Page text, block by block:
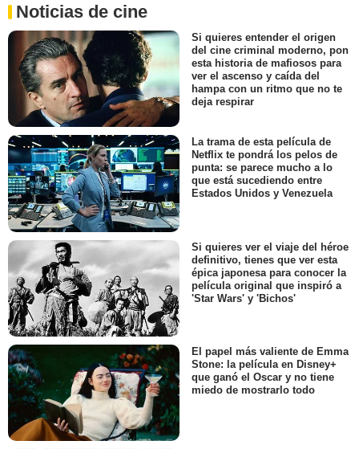
Noticias de cine
Si quieres entender el origen
del cine criminal moderno, pon
esta historia de mafiosos para
ver el ascenso y caída del
hampa con un ritmo que no te
deja respirar
La trama de esta película de
Netflix te pondrá los pelos de
punta: se parece mucho a lo
que está sucediendo entre
Estados Unidos y Venezuela
Si quieres ver el viaje del héroe
definitivo, tienes que ver esta
épica japonesa para conocer la
película original que inspiró a
'Star Wars' y 'Bichos'
El papel más valiente de Emma
Stone: la película en Disney+
que ganó el Oscar y no tiene
miedo de mostrarlo todo